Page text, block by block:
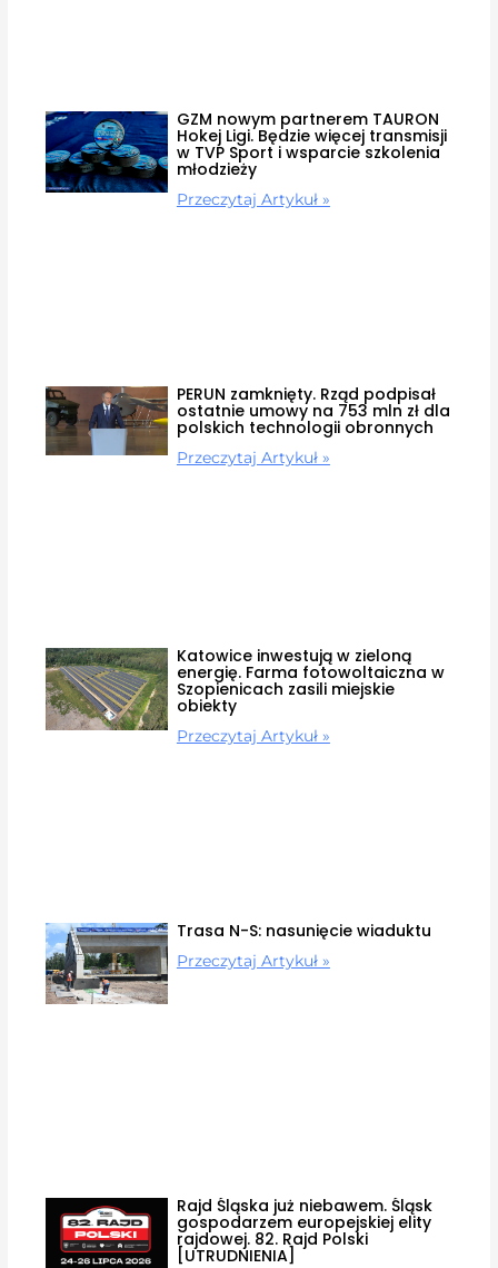
GZM nowym partnerem TAURON
Hokej Ligi. Będzie więcej transmisji
w TVP Sport i wsparcie szkolenia
młodzieży
Przeczytaj Artykuł »
PERUN zamknięty. Rząd podpisał
ostatnie umowy na 753 mln zł dla
polskich technologii obronnych
Przeczytaj Artykuł »
Katowice inwestują w zieloną
energię. Farma fotowoltaiczna w
Szopienicach zasili miejskie
obiekty
Przeczytaj Artykuł »
Trasa N-S: nasunięcie wiaduktu
Przeczytaj Artykuł »
Rajd Śląska już niebawem. Śląsk
gospodarzem europejskiej elity
rajdowej. 82. Rajd Polski
[UTRUDNIENIA]